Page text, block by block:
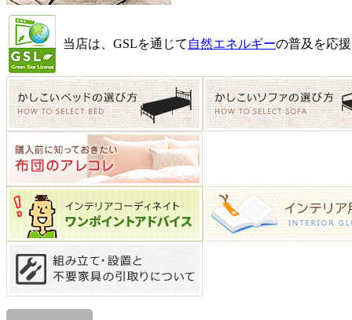
当店は、GSLを通じて 自然エネルギーの普及を応